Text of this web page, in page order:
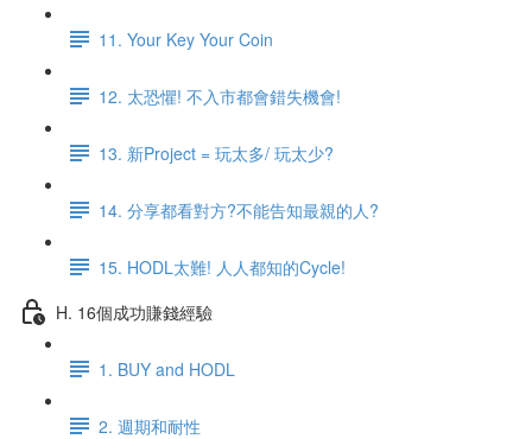
11. Your Key Your Coin
12. 太恐懼! 不入市都會錯失機會!
13. 新Project = 玩太多/ 玩太少?
14. 分享都看對方?不能告知最親的人?
15. HODL太難! 人人都知的Cycle!
H. 16個成功賺錢經驗
1. BUY and HODL
2. 週期和耐性